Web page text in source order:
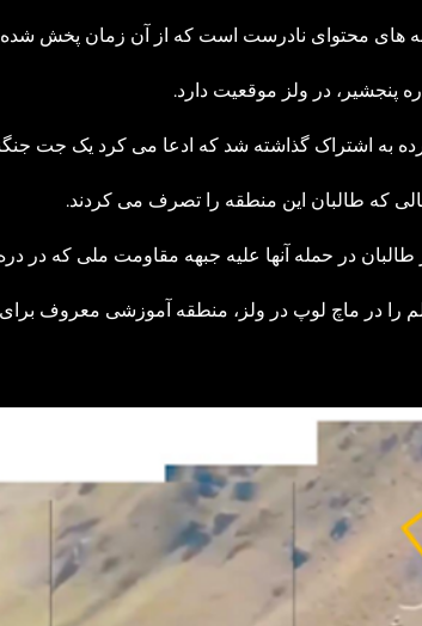
های محتوای نادرست است که از آن زمان پخش
که طالبان این منطقه را تصرف می کردند.
طالبان در حمله آنها علیه جبهه مقاومت ملی که در
را در ماچ لوپ در ولز، منطقه آموزشی معروف